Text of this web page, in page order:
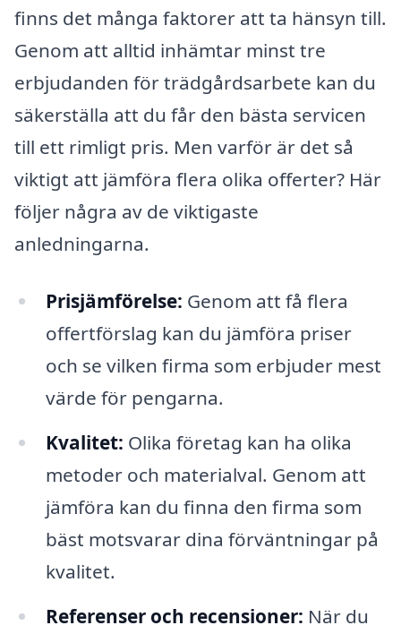
finns det många faktorer att ta hänsyn till.
Genom att alltid inhämtar minst tre
erbjudanden för trädgårdsarbete kan du
säkerställa att du får den bästa servicen
till ett rimligt pris. Men varför är det så
viktigt att jämföra flera olika offerter? Här
följer några av de viktigaste
anledningarna.
Prisjämförelse: Genom att få flera
offertförslag kan du jämföra priser
och se vilken firma som erbjuder mest
värde för pengarna.
Kvalitet: Olika företag kan ha olika
metoder och materialval. Genom att
jämföra kan du finna den firma som
bäst motsvarar dina förväntningar på
kvalitet.
Referenser och recensioner: När du